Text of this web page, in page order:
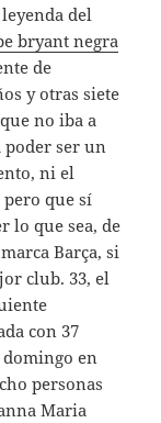
del
bryant negra
de
y otras siete
no iba a
poder ser un
ni el
que sí
lo que sea, de
Barça, si
club. 33, el
con 37
en
personas
Maria